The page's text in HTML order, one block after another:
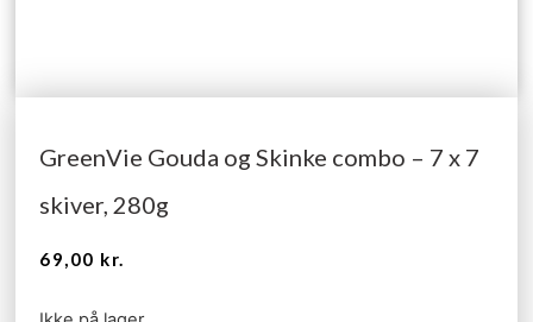
GreenVie Gouda og Skinke combo – 7 x 7
skiver, 280g
69,00 kr.